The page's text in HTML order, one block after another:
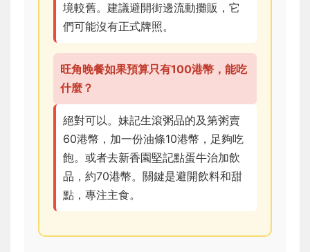
境較舊。建議避開街邊流動攤販，它
們可能沒有正式牌照。
旺角晚餐如果預算只有100港幣，能吃
什麼？
絕對可以。妹記生滾粥品的及第粥賣
60港幣，加一份油條10港幣，足夠吃
飽。或者去新香園堅記點蛋牛治加飲
品，約70港幣。關鍵是避開飲料和甜
點，專注主食。